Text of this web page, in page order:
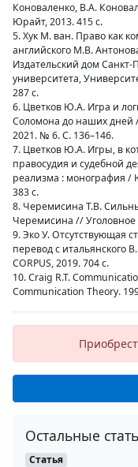
Коноваленко, В.А.
Юрайт, 2013. 415 с.
5. Хук М. ван. Право как
английского М.В.
Издательский дом Санкт-
университета,
287 с.
6. Цветков Ю.А. Игра и
Соломона до наших дней
2021. № 6. С. 136–146.
7. Цветков Ю.А. Игры, в
правосудия и судебной
реализма : монография
383 с.
8. Черемисина Т.В.
Черемисина // Уголовное
9. Эко У. Отсутствующая
перевод с итальянского
CORPUS, 2019. 704 с.
10. Craig R.T.
Communication Theory.
Остальные
Статья